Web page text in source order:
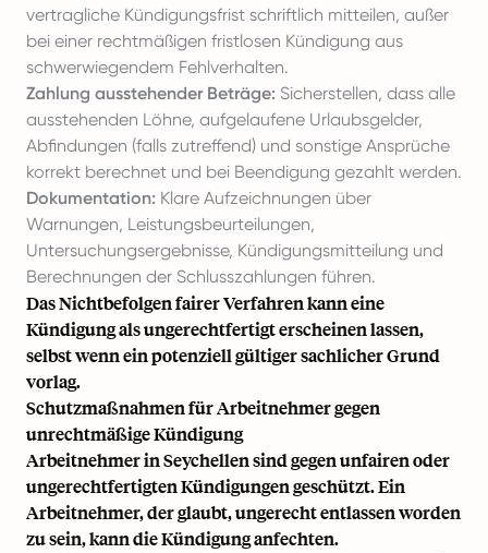
vertragliche Kündigungsfrist schriftlich mitteilen, außer
bei einer rechtmäßigen fristlosen Kündigung aus
schwerwiegendem Fehlverhalten.
Zahlung ausstehender Beträge: Sicherstellen, dass alle
ausstehenden Löhne, aufgelaufene Urlaubsgelder,
Abfindungen (falls zutreffend) und sonstige Ansprüche
korrekt berechnet und bei Beendigung gezahlt werden.
Dokumentation: Klare Aufzeichnungen über
Warnungen, Leistungsbeurteilungen,
Untersuchungsergebnisse, Kündigungsmitteilung und
Berechnungen der Schlusszahlungen führen.
Das Nichtbefolgen fairer Verfahren kann eine
Kündigung als ungerechtfertigt erscheinen lassen,
selbst wenn ein potenziell gültiger sachlicher Grund
vorlag.
Schutzmaßnahmen für Arbeitnehmer gegen
unrechtmäßige Kündigung
Arbeitnehmer in Seychellen sind gegen unfairen oder
ungerechtfertigten Kündigungen geschützt. Ein
Arbeitnehmer, der glaubt, ungerecht entlassen worden
zu sein, kann die Kündigung anfechten.